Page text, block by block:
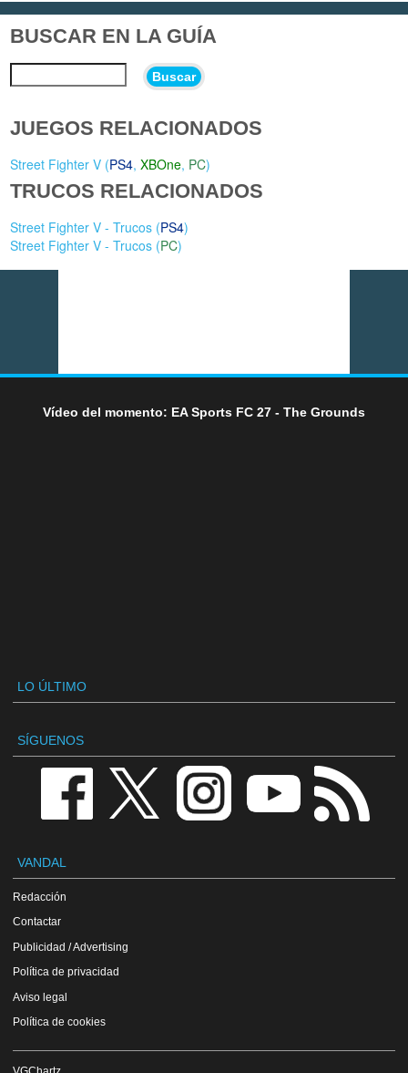
BUSCAR EN LA GUÍA
Buscar
JUEGOS RELACIONADOS
Street Fighter V (PS4,XBOne, PC)
TRUCOS RELACIONADOS
Street Fighter V - Trucos (PS4)
Street Fighter V - Trucos (PC)
Vídeo del momento: EA Sports FC 27 - The Grounds
LO ÚLTIMO
SÍGUENOS
VANDAL
Redacción
Contactar
Publicidad / Advertising
Política de privacidad
Aviso legal
Política de cookies